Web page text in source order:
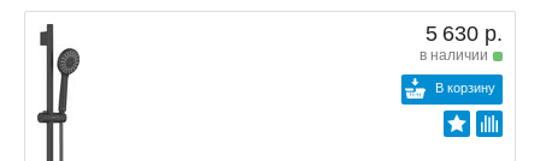
5 630 р.
в наличии
В корзину